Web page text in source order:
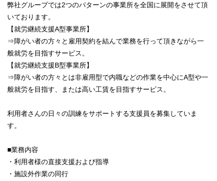
弊社グループでは2つのパターンの事業所を全国に展開をさせて頂
いております。
【就労継続支援A型事業所】
⇒障がい者の方々と雇用契約を結んで業務を行って頂きながら一
般就労を目指すサービス。
【就労継続支援B型事業所】
⇒障がい者の方々とは非雇用型で内職などの作業を中心にA型や一
般就労を目指す、または高い工賃を目指すサービス。
利用者さんの日々の訓練をサポートする支援員を募集していま
す。
■業務内容
・利用者様の直接支援および指導
・施設外作業の同行